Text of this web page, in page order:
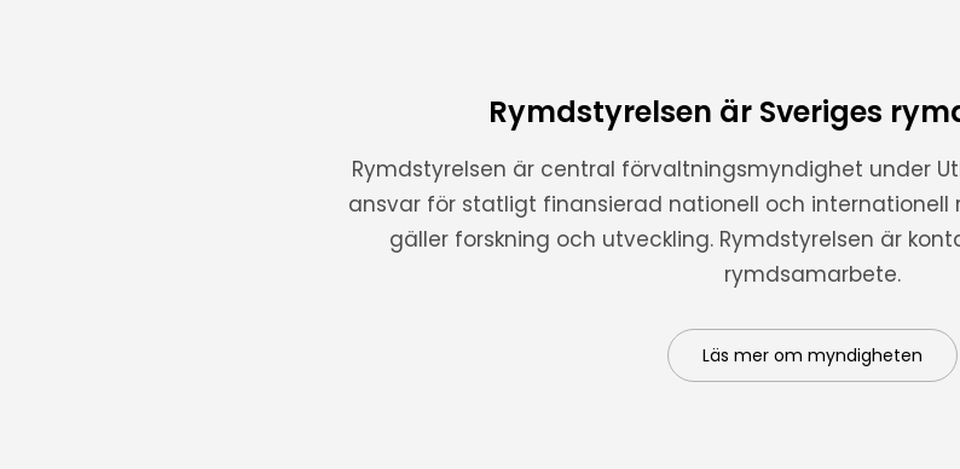
Rymdstyrelsen är Sveriges
Rymdstyrelsen är central förvaltningsmyndighet under
ansvar för statligt finansierad nationell och internationell
gäller forskning och utveckling. Rymdstyrelsen är
rymdsamarbete.
Läs mer om myndigheten